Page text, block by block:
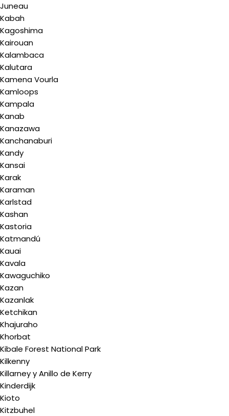
Juneau
Kabah
Kagoshima
Kairouan
Kalambaca
Kalutara
Kamena Vourla
Kamloops
Kampala
Kanab
Kanazawa
Kanchanaburi
Kandy
Kansai
Karak
Karaman
Karlstad
Kashan
Kastoria
Katmandú
Kauai
Kavala
Kawaguchiko
Kazan
Kazanlak
Ketchikan
Khajuraho
Khorbat
Kibale Forest National Park
Kilkenny
Killarney y Anillo de Kerry
Kinderdijk
Kioto
Kitzbuhel